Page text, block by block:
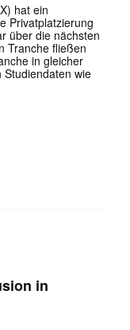
hat ein
Privatplatzierung
über die nächsten
Tranche fließen
in gleicher
wie
in